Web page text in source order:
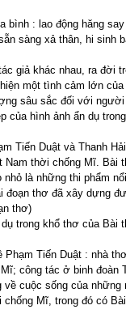
bình : lao động hăng
sàng xả thân, hi sinh
giả khác nhau, ra đời
một tình cảm lớn
sâu sắc đối với người
của hình ảnh ẩn dụ
Tiến Duật và Thanh
Nam thời chống Mĩ. Bài
nhỏ là những thi phẩm
đoạn thơ đã xây dựng
thơ)
trong khổ thơ của Bài
Phạm Tiến Duật : nhà
Mĩ; công tác ở binh đoàn
về cuộc sống của
Mĩ, trong đó có